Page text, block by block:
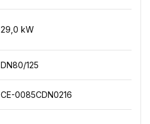
29,0 kW
DN80/125
CE-0085CDN0216